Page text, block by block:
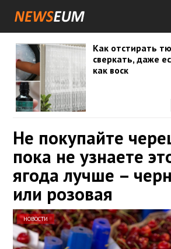
Как отстирать
сверкать, даже
как воск
Не покупайте
пока не узнаете
ягода лучше –
или розовая
НОВОСТИ